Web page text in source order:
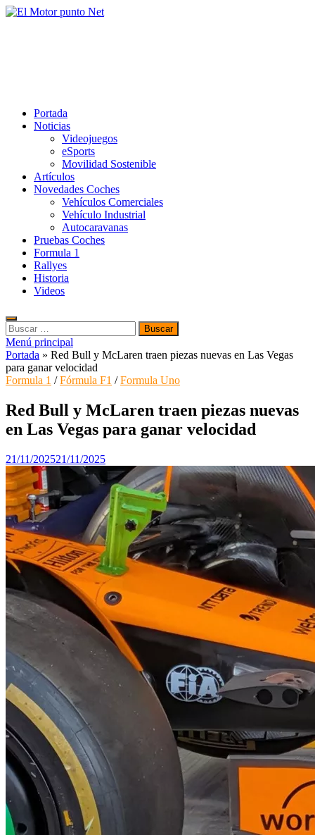
Saltar
Portada
Noticias
Videojuegos
eSports
Movilidad Sostenible
Artículos
Novedades Coches
Vehículos Comerciales
Vehículo Industrial
Autocaravanas
Pruebas Coches
Formula 1
Rallyes
Historia
Videos
Buscar:
Menú principal
Portada » Red Bull y McLaren traen piezas nuevas en Las Vegas
para ganar velocidad
Formula 1 /Fórmula F1 /Formula Uno
Red Bull y McLaren traen piezas nuevas
en Las Vegas para ganar velocidad
21/11/202521/11/2025